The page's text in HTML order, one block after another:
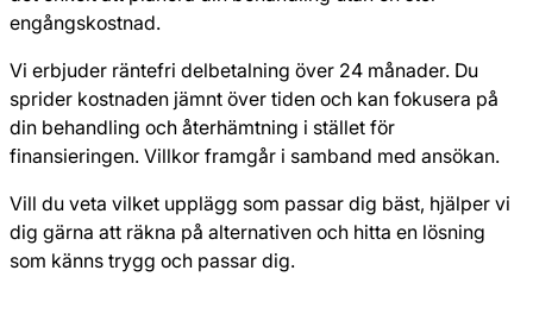
engångskostnad.
Vi erbjuder räntefri delbetalning över 24 månader. Du
sprider kostnaden jämnt över tiden och kan fokusera på
din behandling och återhämtning i stället för
finansieringen. Villkor framgår i samband med ansökan.
Vill du veta vilket upplägg som passar dig bäst, hjälper vi
dig gärna att räkna på alternativen och hitta en lösning
som känns trygg och passar dig.